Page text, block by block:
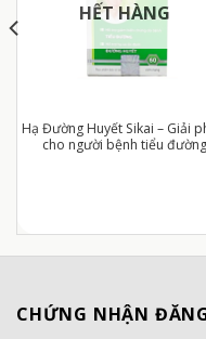
HẾT HÀNG
Hạ Đường Huyết Sikai – Giải
cho người bệnh tiểu đường
CHỨNG NHẬN